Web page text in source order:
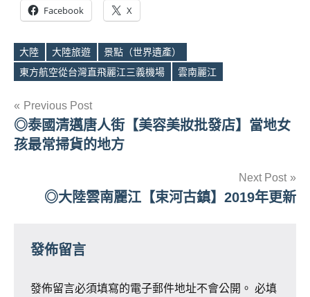
Facebook X
Tags
大陸 大陸旅遊
景點（世界遺產）
東方航空從台灣直飛麗江三義機場
雲南麗江
文
章
Previous Post
◎泰國清邁唐人街【美容美妝批發店】當地女
孩最常掃貨的地方
Next Post
◎大陸雲南麗江【束河古鎮】2019年更新
發佈留言
發佈留言必須填寫的電子郵件地址不會公開。 必填